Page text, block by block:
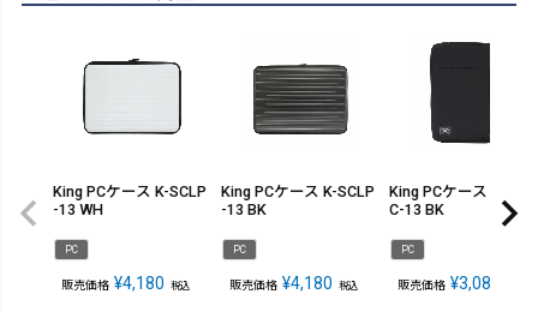
King PCケース K-SCLP
-13 WH
PC
販売価格 ¥4,180 税込
King PCケース K-SCLP
-13 BK
PC
販売価格 ¥4,180 税込
King PCケース K-
C-13 BK
PC
販売価格 ¥3,080